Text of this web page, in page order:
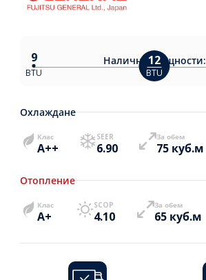
Наличнимощности:
9
BTU
12
BTU
Охлаждане
Клас
A++
SEER
6.90
За обем
75 куб.м
Отопление
Клас
A+
SCOP
4.10
За обем
65 куб.м